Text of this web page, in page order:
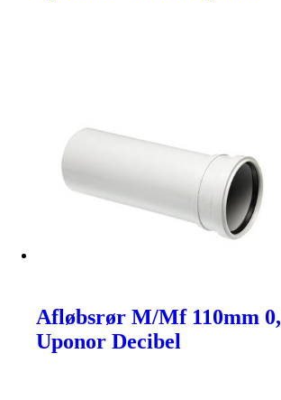
Afløbsrør M/Mf 110mm 0,
Uponor Decibel